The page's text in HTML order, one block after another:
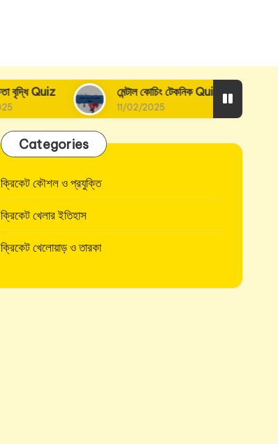
মেন্টাল কোচিং টেকনিক Quiz
11/02/2025
ব্যাটিং কৌশল
11/02/2025
Categories
ক্রিকেট কৌশল ও প্রযুক্তি
ক্রিকেট খেলার ইতিহাস
ক্রিকেট খেলোয়াড় ও তারকা